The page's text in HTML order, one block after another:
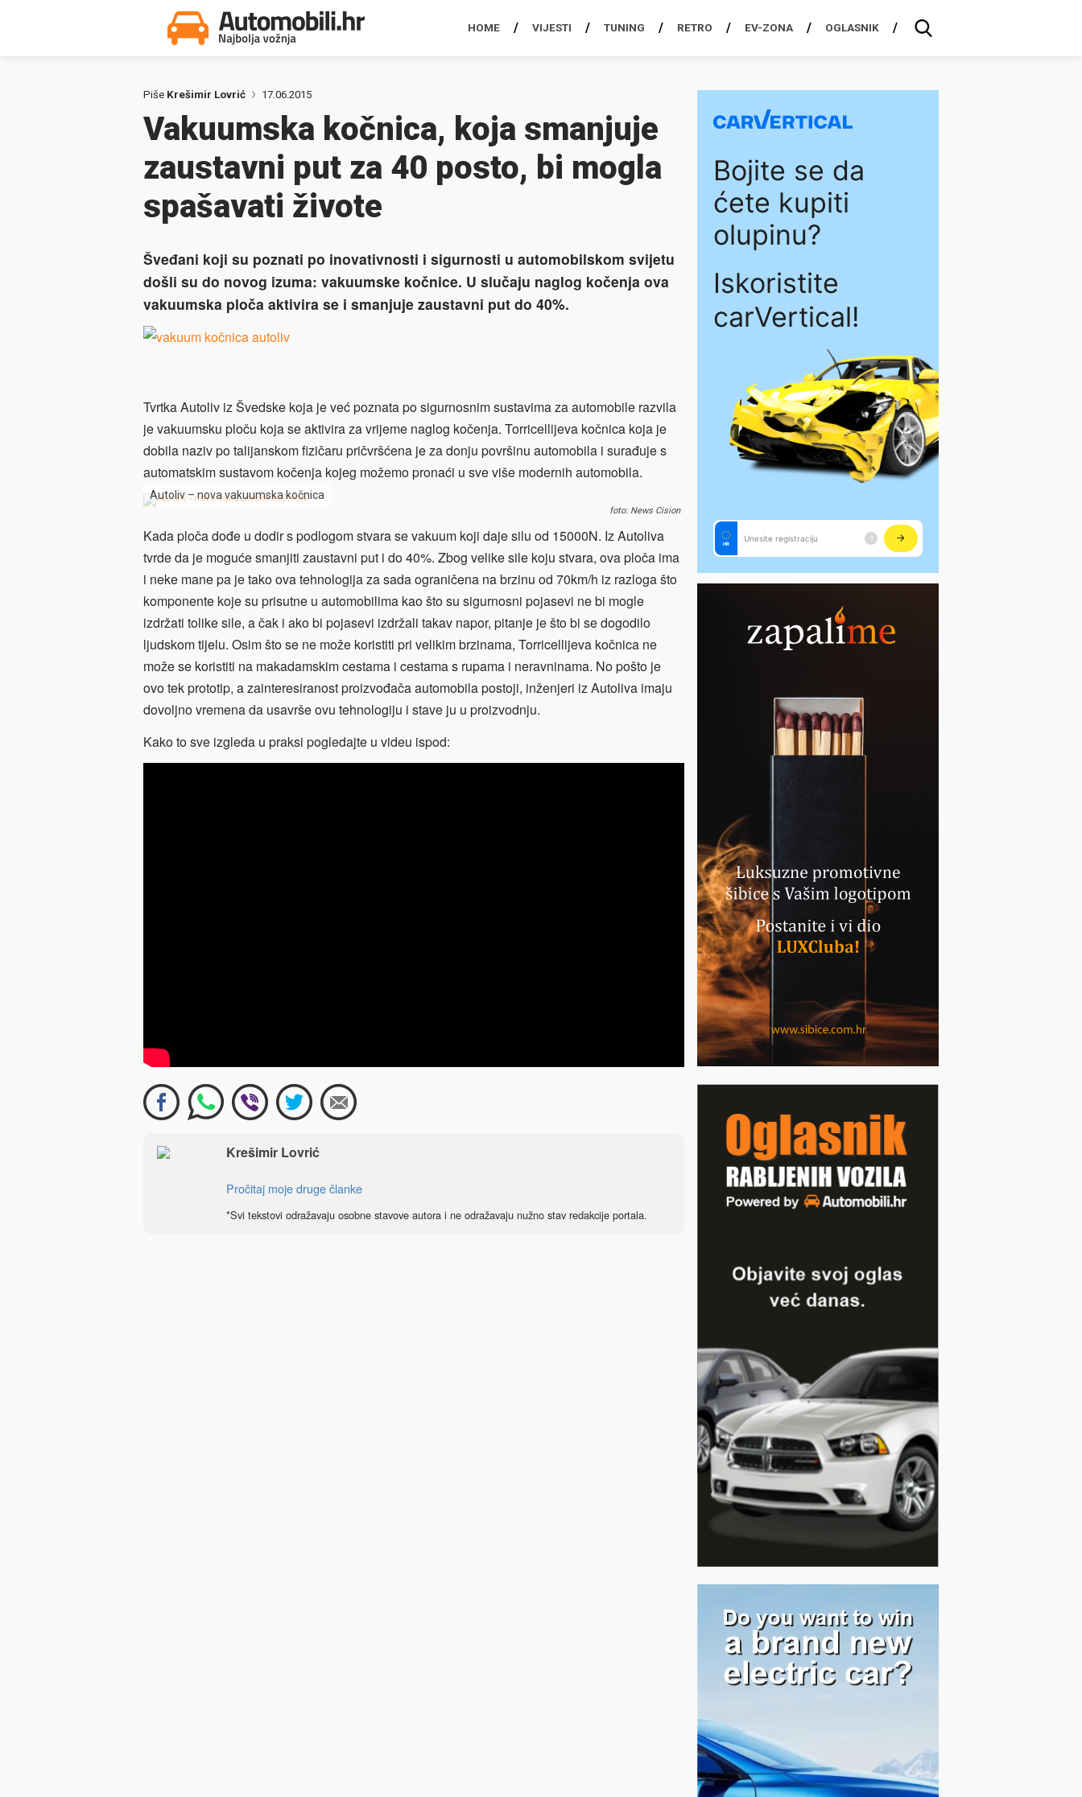
HOME VIJESTI TUNING RETRO EV-ZONA OGLASNIK
Piše Krešimir Lovrić 17.06.2015
Vakuumska kočnica, koja smanjuje
zaustavni put za 40 posto, bi mogla
spašavati živote
Šveđani koji su poznati po inovativnosti i sigurnosti u automobilskom svijetu
došli su do novog izuma: vakuumske kočnice. U slučaju naglog kočenja ova
vakuumska ploča aktivira se i smanjuje zaustavni put do 40%.
Tvrtka Autoliv iz Švedske koja je već poznata po sigurnosnim sustavima za automobile razvila
je vakuumsku ploču koja se aktivira za vrijeme naglog kočenja. Torricellijeva kočnica koja je
dobila naziv po talijanskom fizičaru pričvršćena je za donju površinu automobila i surađuje s
automatskim sustavom kočenja kojeg možemo pronaći u sve više modernih automobila.
Autoliv – nova vakuumska kočnica
foto: News Cision
Kada ploča dođe u dodir s podlogom stvara se vakuum koji daje silu od 15000N. Iz Autoliva
tvrde da je moguće smanjiti zaustavni put i do 40%. Zbog velike sile koju stvara, ova ploča ima
i neke mane pa je tako ova tehnologija za sada ograničena na brzinu od 70km/h iz razloga što
komponente koje su prisutne u automobilima kao što su sigurnosni pojasevi ne bi mogle
izdržati tolike sile, a čak i ako bi pojasevi izdržali takav napor, pitanje je što bi se dogodilo
ljudskom tijelu. Osim što se ne može koristiti pri velikim brzinama, Torricellijeva kočnica ne
može se koristiti na makadamskim cestama i cestama s rupama i neravninama. No pošto je
ovo tek prototip, a zainteresiranost proizvođača automobila postoji, inženjeri iz Autoliva imaju
dovoljno vremena da usavrše ovu tehnologiju i stave ju u proizvodnju.
Kako to sve izgleda u praksi pogledajte u videu ispod:
Krešimir Lovrić
Pročitaj moje druge članke
*Svi tekstovi odražavaju osobne stavove autora i ne odražavaju nužno stav redakcije portala.